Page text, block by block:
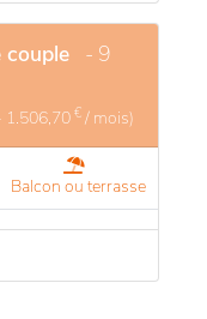
couple - 9
1.506,70 € / mois)
Balcon ou terrasse